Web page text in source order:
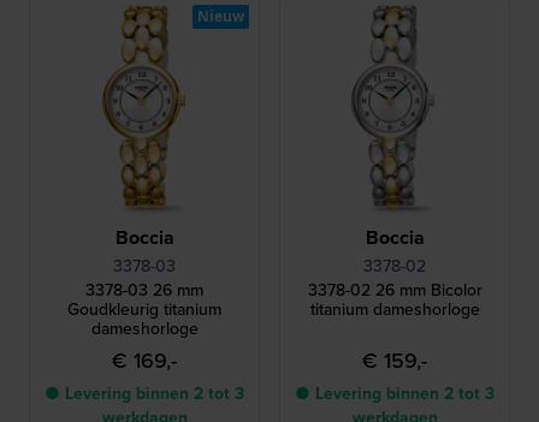
Boccia
3378-03
3378-03 26 mm
Goudkleurig titanium
dameshorloge
€ 169,-
● Levering binnen 2 tot 3
Nieuw
Boccia
3378-02
3378-02 26 mm Bicolor
titanium dameshorloge
€ 159,-
● Levering binnen 2 tot 3